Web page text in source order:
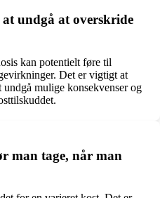
undgå at overskride
kan potentielt føre til
Det er vigtigt at
mulige konsekvenser og
man tage, når man